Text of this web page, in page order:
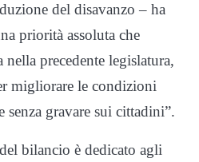
del disavanzo – ha
priorità assoluta che
precedente legislatura,
migliorare le condizioni
gravare sui cittadini”.
bilancio è dedicato agli